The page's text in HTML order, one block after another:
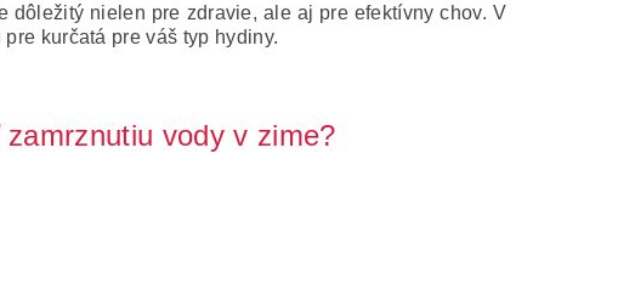
nielen pre zdravie, ale aj pre efektívny chov. V
kurčatá pre váš typ hydiny.
vody v zime?